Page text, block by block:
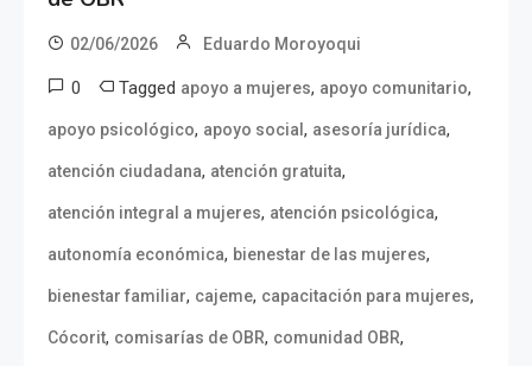
02/06/2026 Eduardo Moroyoqui
0 Tagged apoyo a mujeres, apoyo comunitario,
apoyo psicológico, apoyo social , asesoría jurídica,
atención ciudadana, atención gratuita,
atención integral a mujeres, atención psicológica,
autonomía económica, bienestar de las mujeres,
bienestar familiar, cajeme, capacitación para mujeres,
Cócorit, comisarías de OBR, comunidad OBR,